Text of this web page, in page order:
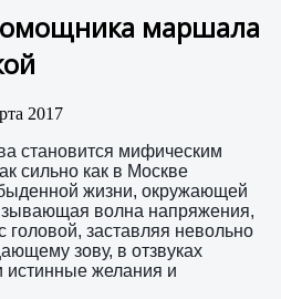
маршала
2017
становится мифическим
сильно как в Москве
жизни, окружающей
волна напряжения,
головой, заставляя невольно
зову, в отзвуках
истинные желания и